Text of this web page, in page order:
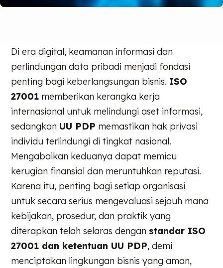
Di era digital, keamanan informasi dan
perlindungan data pribadi menjadi fondasi
penting bagi keberlangsungan bisnis. ISO
27001 memberikan kerangka kerja
internasional untuk melindungi aset informasi,
sedangkan UU PDP memastikan hak privasi
individu terlindungi di tingkat nasional.
Mengabaikan keduanya dapat memicu
kerugian finansial dan meruntuhkan reputasi.
Karena itu, penting bagi setiap organisasi
untuk secara serius mengevaluasi sejauh mana
kebijakan, prosedur, dan praktik yang
diterapkan telah selaras dengan standar ISO
27001 dan ketentuan UU PDP, demi
menciptakan lingkungan bisnis yang aman,